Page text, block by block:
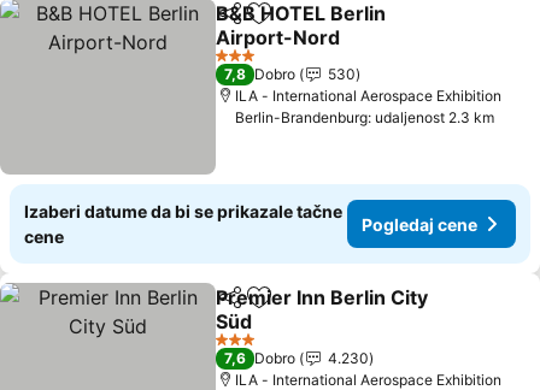
Deli Dodati u favorite
B&B HOTEL Berlin
Airport-Nord
Pogledaj cene
3 Zvezdice
7,8 Dobro
530
ILA - International Aerospace Exhibition
Berlin-Brandenburg: udaljenost 2.3 km
Izaberi datume da bi se prikazale tačne
cene
Pogledaj cene
Deli Dodati u favorite
Premier Inn Berlin City
Süd
Pogledaj cene
3 Zvezdice
7,6 Dobro
4.230
ILA - International Aerospace Exhibition